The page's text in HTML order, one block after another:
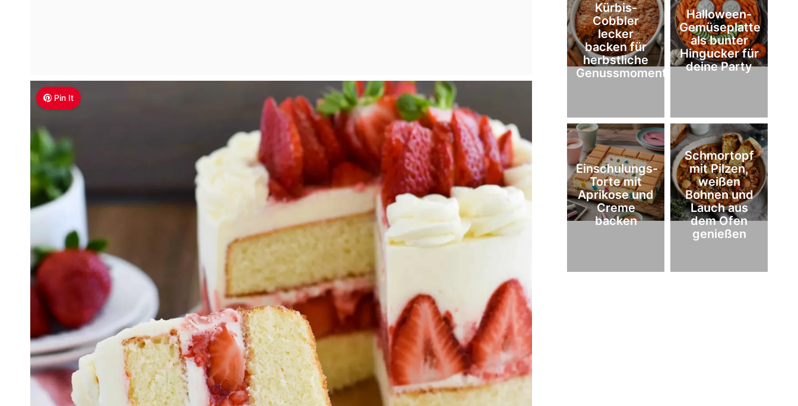
Pin It
Kürbis-
Cobbler
lecker
backen für
herbstliche
Genussmomente
Halloween-
Gemüseplatte
als bunter
Hingucker für
deine Party
Einschulungs-
Torte mit
Aprikose und
Creme
backen
Schmortopf
mit Pilzen,
weißen
Bohnen und
Lauch aus
dem Ofen
genießen